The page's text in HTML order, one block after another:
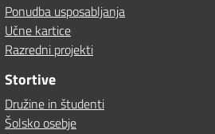
Ponudba usposabljanja
Učne kartice
Razredni projekti
Stortive
Družine in študenti
Šolsko osebje